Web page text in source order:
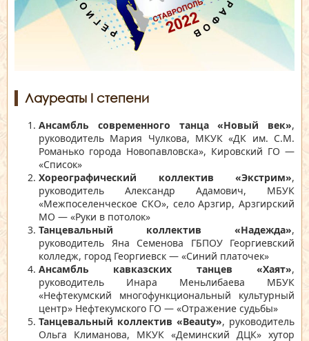
Лауреаты I степени
Ансамбль современного танца «Новый век»,
руководитель Мария Чулкова, МКУК «ДК им. С.М.
Романько города Новопавловска», Кировский ГО —
«Список»
Хореографический коллектив «Экстрим»,
руководитель Александр Адамович, МБУК
«Межпоселенческое СКО», село Арзгир, Арзгирский
МО — «Руки в потолок»
Танцевальный коллектив «Надежда»,
руководитель Яна Семенова ГБПОУ Георгиевский
колледж, город Георгиевск — «Синий платочек»
Ансамбль кавказских танцев «Хаят»,
руководитель Инара Меньлибаева МБУК
«Нефтекумский многофункциональный культурный
центр» Нефтекумского ГО — «Отражение судьбы»
Танцевальный коллектив «Beauty», руководитель
Ольга Климанова, МКУК «Деминский ДЦК» хутор